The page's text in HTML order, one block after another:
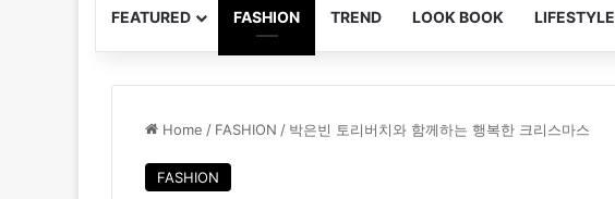
FEATURED FASHION TREND LOOK BOOK LIFESTYLE
Home / FASHION / 박은빈 토리버치와 함께하는 행복한 크리스마스
FASHION